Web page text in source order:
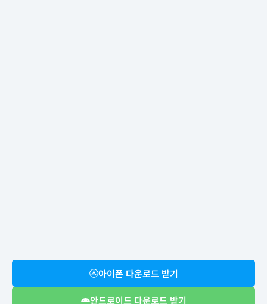
아이폰 다운로드 받기
안드로이드 다운로드 받기